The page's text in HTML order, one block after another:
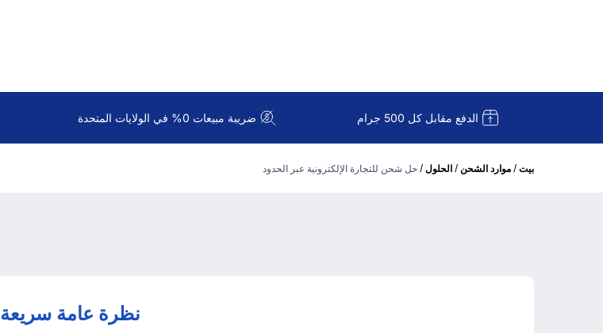
الدفع مقابل كل 500 جرام ضريبة مبيعات 0% في الولايات المتحدة
بيت / موارد الشحن / الحلول / حل شحن للتجارة الإلكترونية عبر الحدود
نظرة عامة سريعة